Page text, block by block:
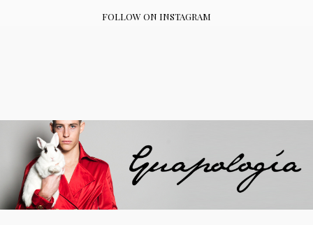
FOLLOW ON INSTAGRAM